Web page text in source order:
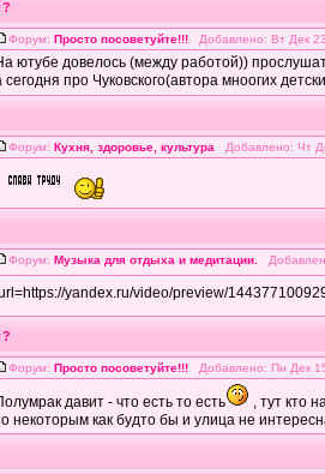
Форум: Просто посоветуйте!!! Добавлено: Вт Дек
ютубе довелось (между работой))
сегодня про Чуковского(автора мноогих
Форум: Кухня, здоровье, культура Добавлено: Чт
Форум: Музыка для отдыха и медитации.
yandex.ru/video/preview/
Форум: Просто посоветуйте!!! Добавлено: Пн Дек
давит - что есть то есть
, тут кто
некоторым как будто бы и улица не